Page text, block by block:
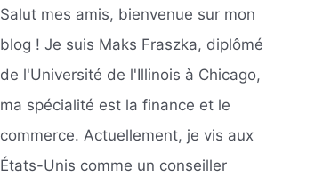
Salut mes amis, bienvenue sur mon
blog ! Je suis Maks Fraszka, diplômé
de l'Université de l'Illinois à Chicago,
ma spécialité est la finance et le
commerce. Actuellement, je vis aux
États-Unis comme un conseiller